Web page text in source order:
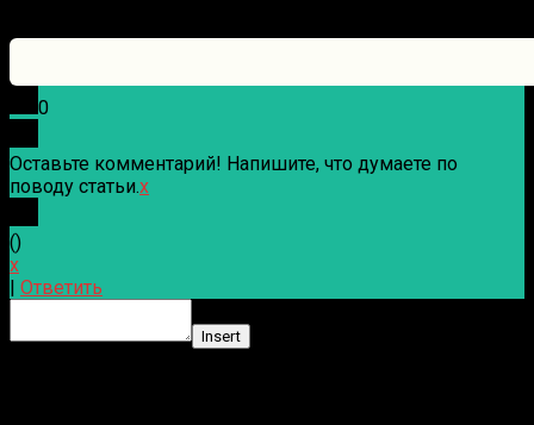
0
Оставьте комментарий! Напишите, что думаете по
поводу статьи.x
()
x
Ответить
Insert